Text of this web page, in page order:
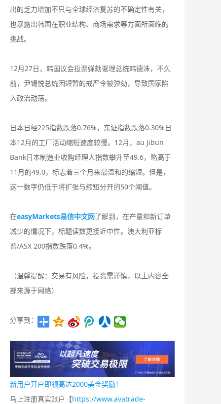
出的乏力增加不只与全球经济复苏的不确定性有关，
也暴露出韩国在职业结构、商场需求等方面所面临的
挑战。
12月27日，韩国议会投票弹劾署理总统韩德洙，不久
前，尹锡悦总统因短暂的戒严令被弹劾，导致国家陷
入政治动荡。
日本日经225指数跌落0.76%，东证指数跌落0.30%日
本12月的工厂活动缩短速度较慢。12月，au Jibun
Bank日本制造业收购经理人指数攀升至49.6，略高于
11月的49.0，标志着三个月来最温和的缩短。但是，
这一数字仍低于将扩张与缩短分开的50个阈值。
在easyMarkets易信中文网了解到，在产量和新订单
减少的情况下，标题读数更接近中性。澳大利亚标
普/ASX 200指数跌落0.4%。
（温馨提醒：交易有风险，投资需谨慎，以上内容全
部来源于网络）
分享到：
新用户开户即领高达2000美金奖励！
马上注册真实账户【https://www.avatrade-